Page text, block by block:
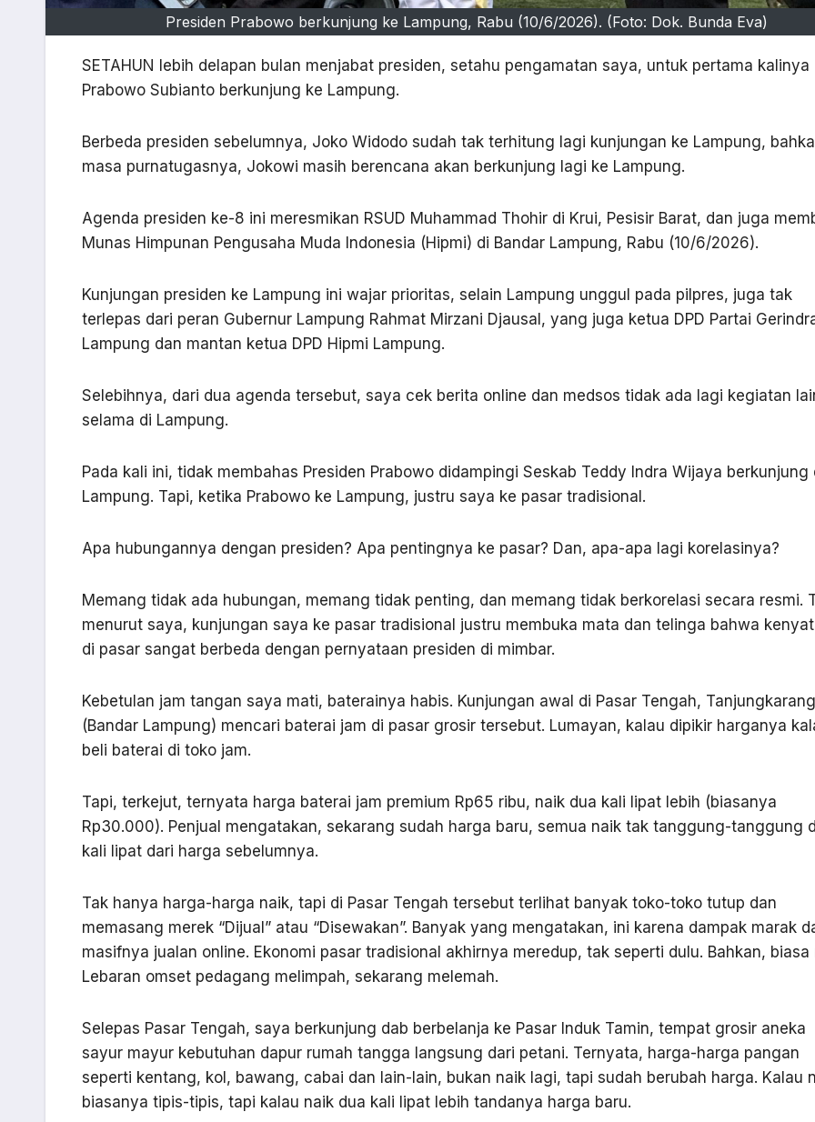
Presiden Prabowo berkunjung ke Lampung, Rabu (10/6/2026). (Foto: Dok. Bunda Eva)
SETAHUN lebih delapan bulan menjabat presiden, setahu pengamatan saya, untuk pertama kalinya
Prabowo Subianto berkunjung ke Lampung.
Berbeda presiden sebelumnya, Joko Widodo sudah tak terhitung lagi kunjungan ke Lampung,
masa purnatugasnya, Jokowi masih berencana akan berkunjung lagi ke Lampung.
Agenda presiden ke-8 ini meresmikan RSUD Muhammad Thohir di Krui, Pesisir Barat, dan juga
Munas Himpunan Pengusaha Muda Indonesia (Hipmi) di Bandar Lampung, Rabu (10/6/2026).
Kunjungan presiden ke Lampung ini wajar prioritas, selain Lampung unggul pada pilpres, juga tak
terlepas dari peran Gubernur Lampung Rahmat Mirzani Djausal, yang juga ketua DPD Partai
Lampung dan mantan ketua DPD Hipmi Lampung.
Selebihnya, dari dua agenda tersebut, saya cek berita online dan medsos tidak ada lagi kegiatan
selama di Lampung.
Pada kali ini, tidak membahas Presiden Prabowo didampingi Seskab Teddy Indra Wijaya berkunjung
Lampung. Tapi, ketika Prabowo ke Lampung, justru saya ke pasar tradisional.
Apa hubungannya dengan presiden? Apa pentingnya ke pasar? Dan, apa-apa lagi korelasinya?
Memang tidak ada hubungan, memang tidak penting, dan memang tidak berkorelasi secara resmi.
menurut saya, kunjungan saya ke pasar tradisional justru membuka mata dan telinga bahwa
di pasar sangat berbeda dengan pernyataan presiden di mimbar.
Kebetulan jam tangan saya mati, baterainya habis. Kunjungan awal di Pasar Tengah, Tanjungkarang
(Bandar Lampung) mencari baterai jam di pasar grosir tersebut. Lumayan, kalau dipikir harganya
beli baterai di toko jam.
Tapi, terkejut, ternyata harga baterai jam premium Rp65 ribu, naik dua kali lipat lebih (biasanya
Rp30.000). Penjual mengatakan, sekarang sudah harga baru, semua naik tak tanggung-tanggung
kali lipat dari harga sebelumnya.
Tak hanya harga-harga naik, tapi di Pasar Tengah tersebut terlihat banyak toko-toko tutup dan
memasang merek “Dijual” atau “Disewakan”. Banyak yang mengatakan, ini karena dampak marak
masifnya jualan online. Ekonomi pasar tradisional akhirnya meredup, tak seperti dulu. Bahkan, biasa
Lebaran omset pedagang melimpah, sekarang melemah.
Selepas Pasar Tengah, saya berkunjung dab berbelanja ke Pasar Induk Tamin, tempat grosir aneka
sayur mayur kebutuhan dapur rumah tangga langsung dari petani. Ternyata, harga-harga pangan
seperti kentang, kol, bawang, cabai dan lain-lain, bukan naik lagi, tapi sudah berubah harga. Kalau
biasanya tipis-tipis, tapi kalau naik dua kali lipat lebih tandanya harga baru.